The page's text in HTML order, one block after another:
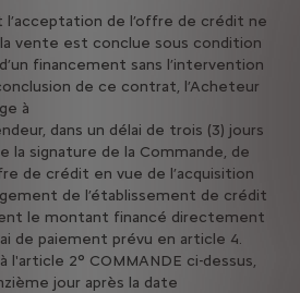
l’acceptation de l’offre de crédit ne
vente est conclue sous condition
financement sans l’intervention
de ce contrat, l’Acheteur
à
dans un délai de trois (3) jours
la signature de la Commande, de
de crédit en vue de l’acquisition
de l’établissement de crédit
le montant financé directement
de paiement prévu en article 4.
l'article 2° COMMANDE ci-dessus,
jour après la date